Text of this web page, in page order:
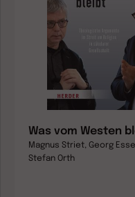
Was vom Westen
Magnus Striet, Georg
Stefan Orth